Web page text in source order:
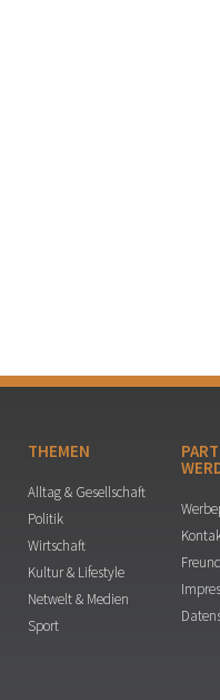
THEMEN
Alltag & Gesellschaft
Politik
Wirtschaft
Kultur & Lifestyle
Netwelt & Medien
Sport